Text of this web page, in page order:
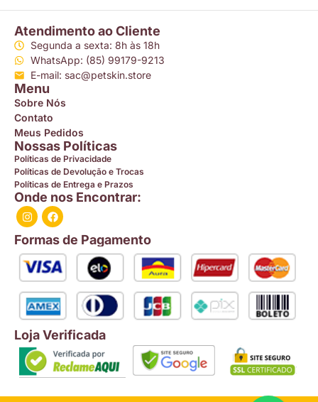
Atendimento ao Cliente
Segunda a sexta: 8h às 18h
WhatsApp: (85) 99179-9213
E-mail: sac@petskin.store
Menu
Sobre Nós
Contato
Meus Pedidos
Nossas Políticas
Políticas de Privacidade
Políticas de Devolução e Trocas
Políticas de Entrega e Prazos
Onde nos Encontrar:
Formas de Pagamento
Loja Verificada